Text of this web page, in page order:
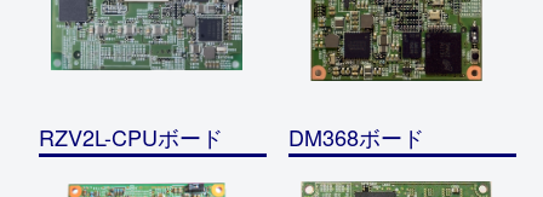
RZV2L-CPUボード DM368ボード